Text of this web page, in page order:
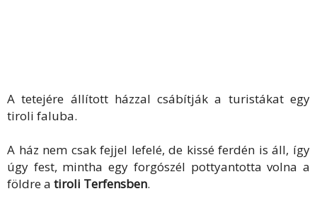
A tetejére állított házzal csábítják a turistákat egy
tiroli faluba.
A ház nem csak fejjel lefelé, de kissé ferdén is áll, így
úgy fest, mintha egy forgószél pottyantotta volna a
földre a tiroli Terfensben.